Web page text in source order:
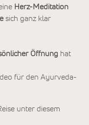
Herz-Meditation
sich ganz klar
Öffnung hat
für den Ayurveda-
unter diesem